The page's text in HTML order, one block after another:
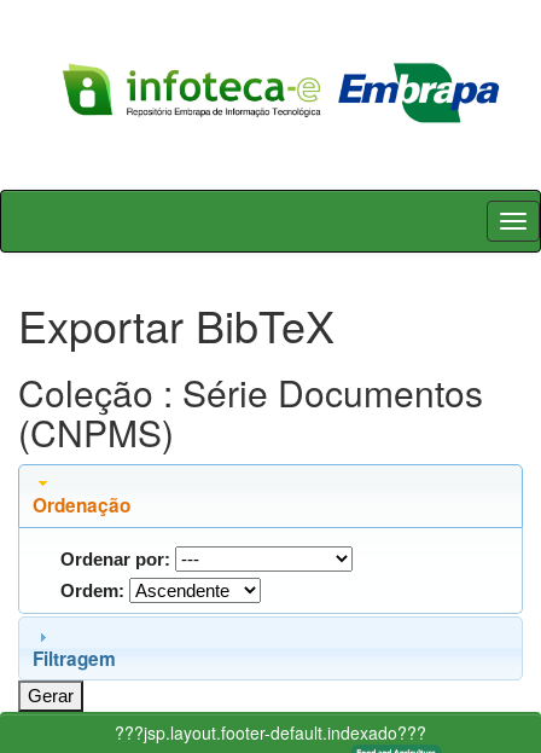
Skip
Exportar BibTeX
Coleção : Série Documentos
(CNPMS)
Ordenação
Ordenar por:
Ordem:
Filtragem
???jsp.layout.footer-default.indexado???